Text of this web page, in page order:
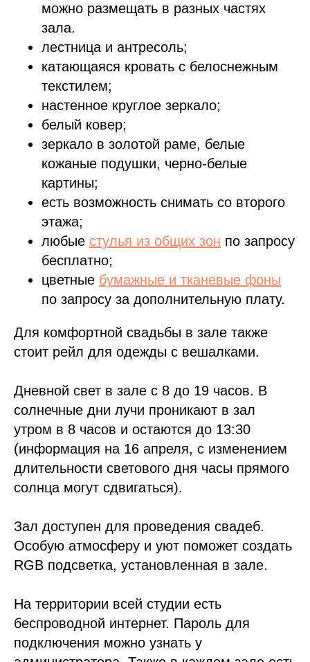
можно размещать в разных частях
зала.
лестница и антресоль;
катающаяся кровать с белоснежным
текстилем;
настенное круглое зеркало;
белый ковер;
зеркало в золотой раме, белые
кожаные подушки, черно-белые
картины;
есть возможность снимать со второго
этажа;
любые стулья из общих зон по запросу
бесплатно;
цветные бумажные и тканевые фоны
по запросу за дополнительную плату.
Для комфортной свадьбы в зале также
стоит рейл для одежды с вешалками.
Дневной свет в зале с 8 до 19 часов. В
солнечные дни лучи проникают в зал
утром в 8 часов и остаются до 13:30
(информация на 16 апреля, с изменением
длительности светового дня часы прямого
солнца могут сдвигаться).
Зал доступен для проведения свадеб.
Особую атмосферу и уют поможет создать
RGB подсветка, установленная в зале.
На территории всей студии есть
беспроводной интернет. Пароль для
подключения можно узнать у